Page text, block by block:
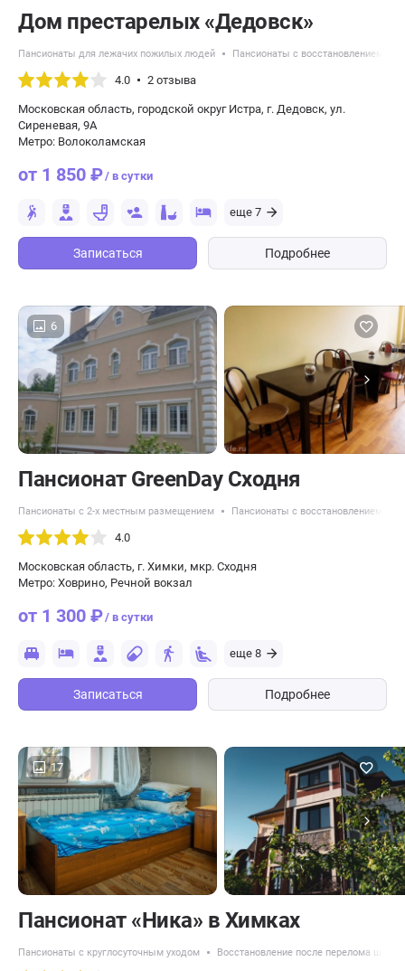
Дом престарелых «Дедовск»
Пансионаты для лежачих пожилых людей Пансионаты с восстановлением
4.0 2 отзыва
Московская область, городской округ Истра, г. Дедовск, ул.
Сиреневая, 9А
Метро: Волоколамская
от 1 850 ₽/ в сутки
еще 7
Записаться Подробнее
6
Пансионат GreenDay Сходня
Пансионаты с 2-х местным размещением Пансионаты с восстановлением
4.0
Московская область, г. Химки, мкр. Сходня
Метро: Ховрино, Речной вокзал
от 1 300 ₽/ в сутки
еще 8
Записаться Подробнее
17
Пансионат «Ника» в Химках
Пансионаты с круглосуточным уходом Восстановление после перелома